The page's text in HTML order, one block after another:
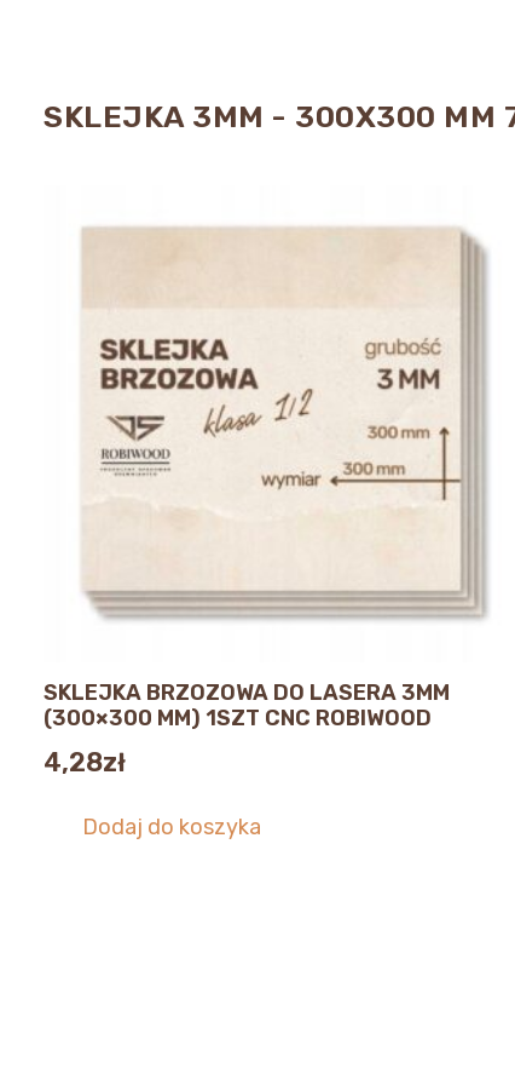
SKLEJKA 3MM - 300X300 MM
SKLEJKA BRZOZOWA DO LASERA 3MM
(300×300 MM) 1SZT CNC ROBIWOOD
4,28zł
Dodaj do koszyka